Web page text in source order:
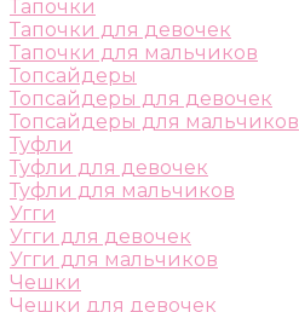
Тапочки
Тапочки для девочек
Тапочки для мальчиков
Топсайдеры
Топсайдеры для девочек
Топсайдеры для мальчиков
Туфли
Туфли для девочек
Туфли для мальчиков
Угги
Угги для девочек
Угги для мальчиков
Чешки
Чешки для девочек